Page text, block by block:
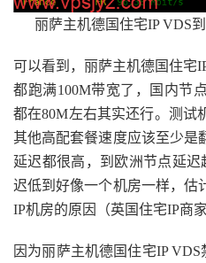
丽萨主机德国住宅IP VDS
可以看到，丽萨主机德国住宅
都跑满100M带宽了，国内节
都在80M左右其实还行。测试
其他高配套餐速度应该至少是
延迟都很高，到欧洲节点延迟
迟低到好像一个机房一样，估
IP机房的原因（英国住宅IP商
因为丽萨主机德国住宅IP